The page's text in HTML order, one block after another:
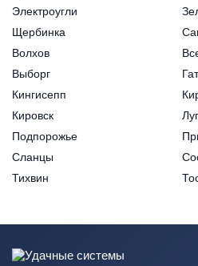
Электроугли
Щербинка
Волхов
Выборг
Кингисепп
Кировск
Подпорожье
Сланцы
Тихвин